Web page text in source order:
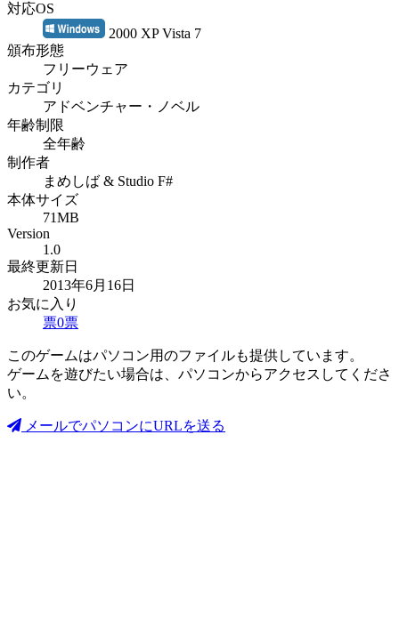
対応OS
2000 XP Vista 7
頒布形態
フリーウェア
カテゴリ
アドベンチャー・ノベル
年齢制限
全年齢
制作者
まめしば & Studio F#
本体サイズ
71MB
Version
1.0
最終更新日
2013年6月16日
お気に入り
票0票
このゲームはパソコン用のファイルも提供しています。
ゲームを遊びたい場合は、パソコンからアクセスしてくださ
い。
メールでパソコンにURLを送る